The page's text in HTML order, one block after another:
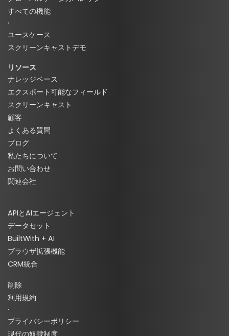
すべての機能
·
ユースケース
スクリーンキャストデモ
リソース
ナレッジベース
エクスポート可能なフィールド
スクリーンキャスト
顧客
よくある質問
ブログ
私たちについて
お問い合わせ
関連会社
APIとAIエージェント
データセット
BuiltWith + AI
ブラウザ拡張機能
CRM統合
削除
利用規約
·
プライバシーポリシー
現代の奴隷制度